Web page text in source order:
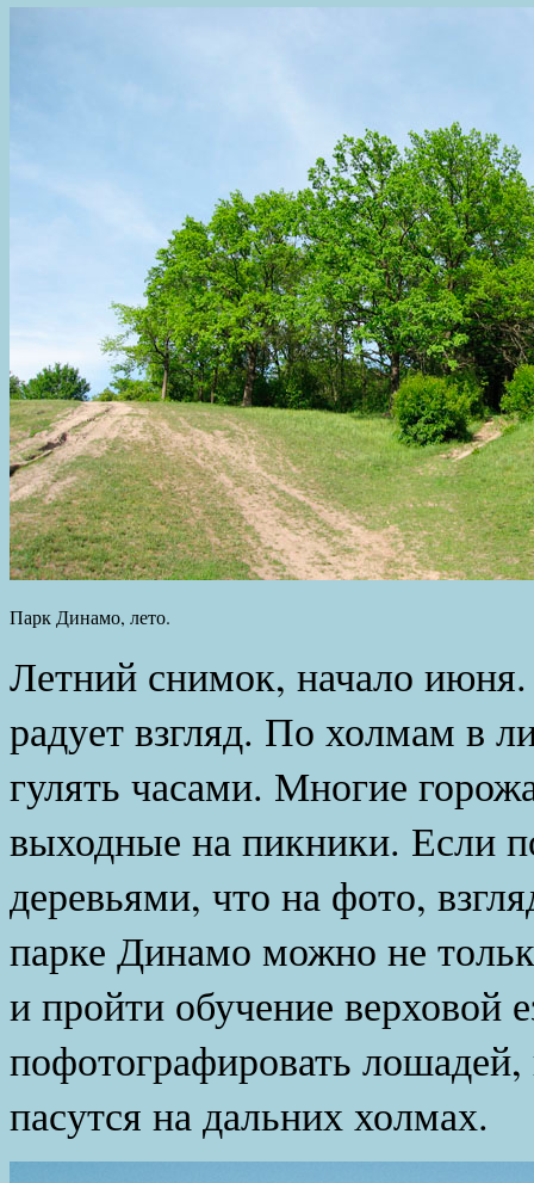
Парк Динамо, лето.
Летний снимок, начало
радует взгляд. По холмам в
гулять часами. Многие
выходные на пикники. Если
деревьями, что на фото,
парке Динамо можно не
и пройти обучение верховой
пофотографировать
пасутся на дальних холмах.